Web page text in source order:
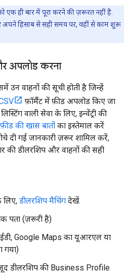
एक ही बार में पूरा करने की ज़रूरत नहीं है.
हिसाब से सही समय पर, वहीं से काम शुरू
अपलोड करना
उन वाहनों की सूची होती है जिन्हें
फ़ॉर्मैट में फ़ीड अपलोड किए जा
वाली सेवा के लिए, इन्वेंट्री की
फ़ीड की खास बातों का इस्तेमाल करें
दी गई जानकारी ज़रूर शामिल करें,
की डीलरशिप और वाहनों की सही
लिए, डीलरशिप मैचिंग देखें.
पता (ज़रूरी है)
Google Maps का यूआरएल या
गया)
डीलरशिप की Business Profile